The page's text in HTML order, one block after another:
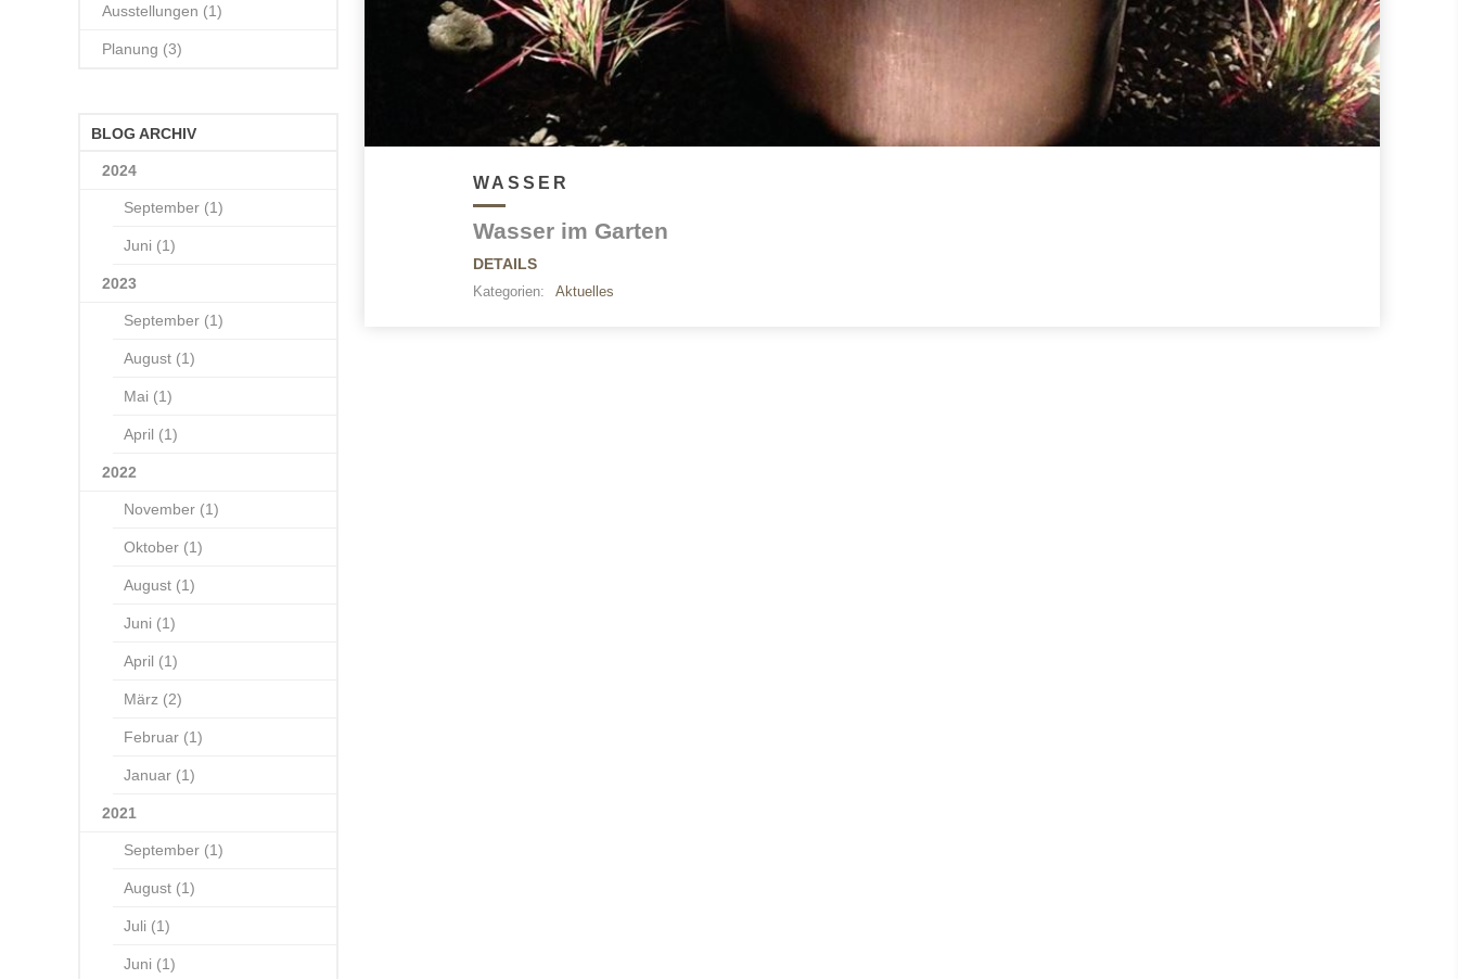
WASSER
Wasser im Garten
DETAILS
Kategorien: Aktuelles
Ausstellungen (1)
Planung (3)
BLOG ARCHIV
2024
September (1)
Juni (1)
2023
September (1)
August (1)
Mai (1)
April (1)
2022
November (1)
Oktober (1)
August (1)
Juni (1)
April (1)
März (2)
Februar (1)
Januar (1)
2021
September (1)
August (1)
Juli (1)
Juni (1)